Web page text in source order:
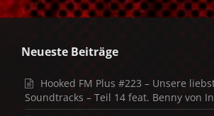
Neueste Beiträge
Hooked FM Plus #223 – Unsere
Soundtracks – Teil 14 feat. Benny von